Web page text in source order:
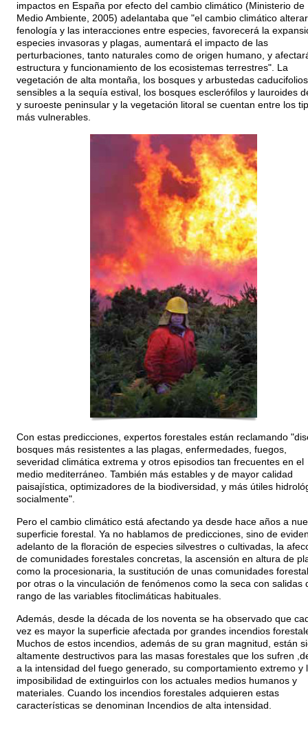
impactos en España por efecto del cambio climático (Ministerio de
Medio Ambiente, 2005) adelantaba que "el cambio climático
fenología y las interacciones entre especies, favorecerá la
especies invasoras y plagas, aumentará el impacto de las
perturbaciones, tanto naturales como de origen humano, y
estructura y funcionamiento de los ecosistemas terrestres". La
vegetación de alta montaña, los bosques y arbustedas caducifolios
sensibles a la sequía estival, los bosques esclerófilos y lauroides
y suroeste peninsular y la vegetación litoral se cuentan entre los
más vulnerables.
Con estas predicciones, expertos forestales están reclamando
bosques más resistentes a las plagas, enfermedades, fuegos,
severidad climática extrema y otros episodios tan frecuentes en el
medio mediterráneo. También más estables y de mayor calidad
paisajística, optimizadores de la biodiversidad, y más útiles
socialmente".
Pero el cambio climático está afectando ya desde hace años a
superficie forestal. Ya no hablamos de predicciones, sino de
adelanto de la floración de especies silvestres o cultivadas, la
de comunidades forestales concretas, la ascensión en altura de
como la procesionaria, la sustitución de unas comunidades
por otras o la vinculación de fenómenos como la seca con salidas
rango de las variables fitoclimáticas habituales.
Además, desde la década de los noventa se ha observado que
vez es mayor la superficie afectada por grandes incendios
Muchos de estos incendios, además de su gran magnitud, están
altamente destructivos para las masas forestales que los sufren
a la intensidad del fuego generado, su comportamiento extremo y
imposibilidad de extinguirlos con los actuales medios humanos y
materiales. Cuando los incendios forestales adquieren estas
características se denominan Incendios de alta intensidad.